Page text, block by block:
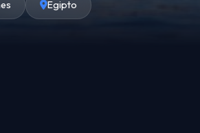
Egipto